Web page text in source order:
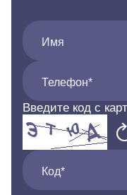
Имя
Телефон*
Введите код с
Код*